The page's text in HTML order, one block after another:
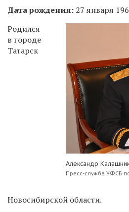
Дата рождения: 27 января
Александр
Пресс-служба УФСБ
Родился
в городе
Татарск
Новосибирской области.